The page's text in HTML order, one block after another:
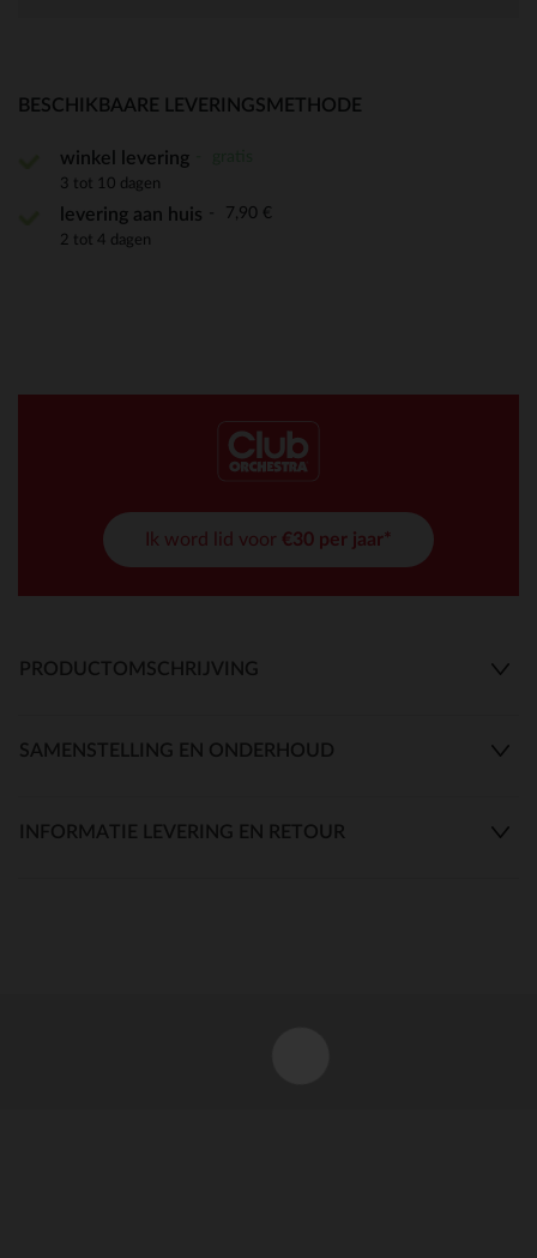
BESCHIKBAARE LEVERINGSMETHODE
winkel levering
3 tot 10 dagen
levering aan huis 7,90 €
2 tot 4 dagen
Ik word lid voor €30 per jaar*
PRODUCTOMSCHRIJVING
SAMENSTELLING EN ONDERHOUD
INFORMATIE LEVERING EN RETOUR